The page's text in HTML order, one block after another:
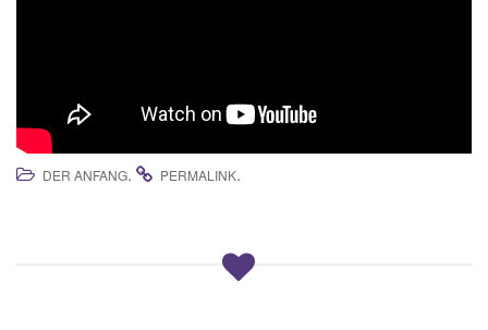
DER ANFANG. PERMALINK.